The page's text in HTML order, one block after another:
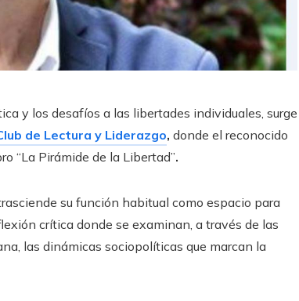
y los desafíos a las libertades individuales, surge
de Lectura y Liderazgo, donde el reconocido
“La Pirámide de la Libertad”.
su función habitual como espacio para
crítica donde se examinan, a través de las
las dinámicas sociopolíticas que marcan la